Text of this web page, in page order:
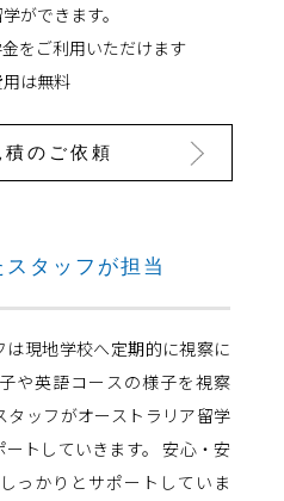
ができます。
をご利用いただけます
は無料
のご依頼
タッフが担当
現地学校へ定期的に視察に
や英語コースの様子を視察
タッフがオーストラリア留学
トしていきます。 安心・安
っかりとサポートしていま